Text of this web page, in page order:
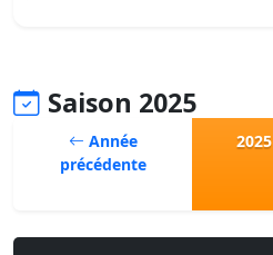
Saison 2025
Année
précédente
2025